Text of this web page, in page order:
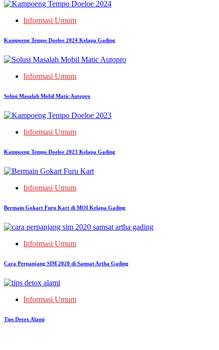
Informasi Umum
Kampoeng Tempo Doeloe 2024 Kelapa Gading
Informasi Umum
Solusi Masalah Mobil Matic Autopro
Informasi Umum
Kampoeng Tempo Doeloe 2023 Kelapa Gading
Informasi Umum
Bermain Gokart Furu Kart di MOI Kelapa Gading
Informasi Umum
Cara Perpanjang SIM 2020 di Samsat Artha Gading
Informasi Umum
Tips Detox Alami